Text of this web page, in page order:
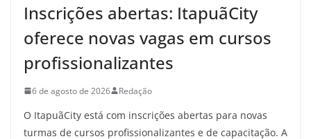
Inscrições abertas: ItapuãCity
oferece novas vagas em cursos
profissionalizantes
6 de agosto de 2026 Redação
O ItapuãCity está com inscrições abertas para novas
turmas de cursos profissionalizantes e de capacitação. A